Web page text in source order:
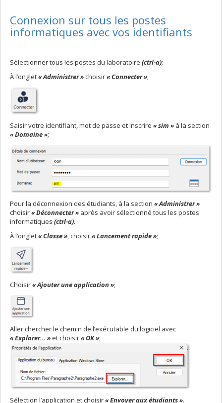
Connexion sur tous les postes
informatiques avec vos identifiants
Sélectionner tous les postes du laboratoire (ctrl-a);
À l’onglet« Administrer »choisir« Connecter »;
Saisir votre identifiant, mot de passe et inscrire « sim » à la section
« Domaine »;
Pour la déconnexion des étudiants, à la section « Administrer »
choisir« Déconnecter » après avoir sélectionné tous les postes
informatiques (ctrl-a).
À l’onglet« Classe », choisir« Lancement rapide »;
Choisir« Ajouter une application »;
Aller chercher le chemin de l’exécutable du logiciel avec
« Explorer… »et choisir« OK »;
Sélection l’application et choisir« Envoyer aux étudiants ».